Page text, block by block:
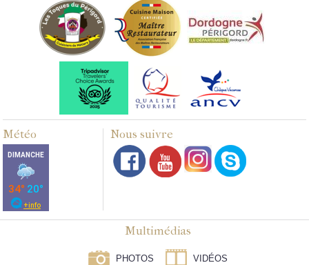
Météo Nous suivre
Multimédias
PHOTOS VIDÉOS